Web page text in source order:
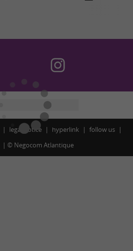
legal notice hyperlink
follow us
© Negocom Atlantique